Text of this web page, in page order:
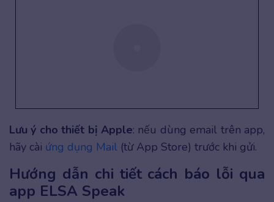
Lưu ý cho thiết bị Apple: nếu dùng email trên app,
hãy cài ứng dụng Mail (từ App Store) trước khi gửi.
Hướng dẫn chi tiết cách báo lỗi qua
app ELSA Speak